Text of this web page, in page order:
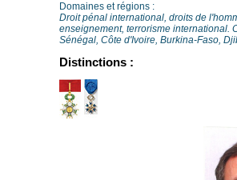
Domaines et régions :
Droit pénal international, droits de
enseignement, terrorisme international.
Sénégal, Côte d'Ivoire, Burkina-Faso,
Distinctions :